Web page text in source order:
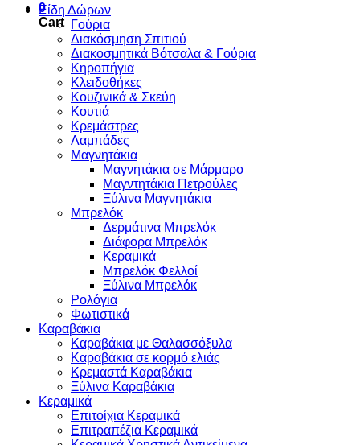
0
Cart
Είδη Δώρων
Γούρια
Διακόσμηση Σπιτιού
Διακοσμητικά Βότσαλα & Γούρια
Κηροπήγια
Κλειδοθήκες
Κουζινικά & Σκεύη
Κουτιά
Κρεμάστρες
Λαμπάδες
Μαγνητάκια
Μαγνητάκια σε Μάρμαρο
Μαγντητάκια Πετρούλες
Ξύλινα Μαγνητάκια
Μπρελόκ
Δερμάτινα Μπρελόκ
Διάφορα Μπρελόκ
Κεραμικά
Μπρελόκ Φελλοί
Ξύλινα Μπρελόκ
Ρολόγια
Φωτιστικά
Καραβάκια
Καραβάκια με Θαλασσόξυλα
Καραβάκια σε κορμό ελιάς
Κρεμαστά Καραβάκια
Ξύλινα Καραβάκια
Κεραμικά
Επιτοίχια Κεραμικά
Επιτραπέζια Κεραμικά